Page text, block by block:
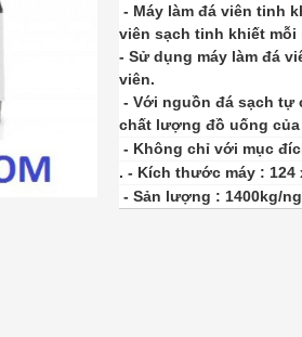
- Máy làm đá viên tinh
viên sạch tinh khiết mỗi
- Sử dụng máy làm đá
viên.
- Với nguồn đá sạch tự
chất lượng đồ uống của
- Không chỉ với mục
. - Kích thước máy : 124
- Sản lượng : 1400kg/